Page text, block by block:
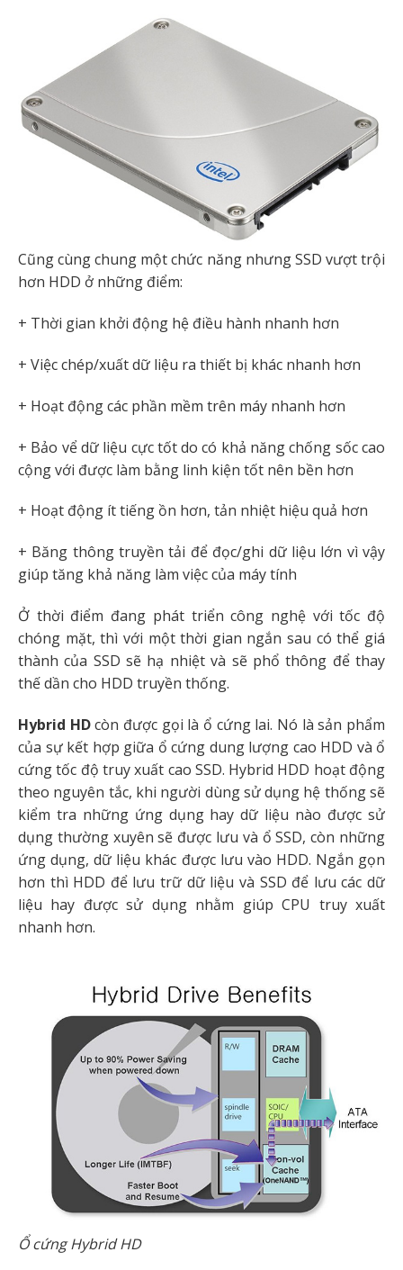
Cũng cùng chung một chức năng nhưng SSD vượt trội
hơn HDD ở những điểm:
+ Thời gian khởi động hệ điều hành nhanh hơn
+ Việc chép/xuất dữ liệu ra thiết bị khác nhanh hơn
+ Hoạt động các phần mềm trên máy nhanh hơn
+ Bảo vể dữ liệu cực tốt do có khả năng chống sốc cao
cộng với được làm bằng linh kiện tốt nên bền hơn
+ Hoạt động ít tiếng ồn hơn, tản nhiệt hiệu quả hơn
+ Băng thông truyền tải để đọc/ghi dữ liệu lớn vì vậy
giúp tăng khả năng làm việc của máy tính
Ở thời điểm đang phát triển công nghệ với tốc độ
chóng mặt, thì với một thời gian ngắn sau có thể giá
thành của SSD sẽ hạ nhiệt và sẽ phổ thông để thay
thế dần cho HDD truyền thống.
Hybrid HDcòn được gọi là ổ cứng lai. Nó là sản phẩm
của sự kết hợp giữa ổ cứng dung lượng cao HDD và ổ
cứng tốc độ truy xuất cao SSD. Hybrid HDD hoạt động
theo nguyên tắc, khi người dùng sử dụng hệ thống sẽ
kiểm tra những ứng dụng hay dữ liệu nào được sử
dụng thường xuyên sẽ được lưu và ổ SSD, còn những
ứng dụng, dữ liệu khác được lưu vào HDD. Ngắn gọn
hơn thì HDD để lưu trữ dữ liệu và SSD để lưu các dữ
liệu hay được sử dụng nhằm giúp CPU truy xuất
nhanh hơn.
Ổ cứng Hybrid HD